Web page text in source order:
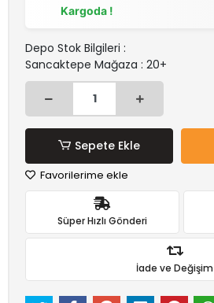
Kargoda !
Depo Stok Bilgileri :
Sancaktepe Mağaza : 20+
Sepete Ekle
Favorilerime ekle
Süper Hızlı Gönderi
İade ve Değişim